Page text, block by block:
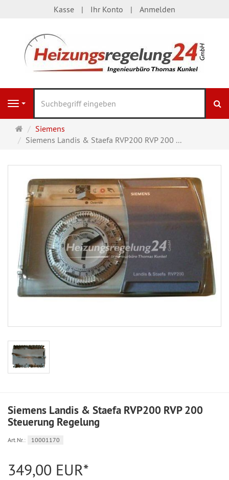
Kasse Ihr Konto Anmelden
Navigation
Startseite
Siemens
Siemens Landis & Staefa RVP200 RVP 200 ...
Siemens Landis & Staefa RVP200 RVP 200
Steuerung Regelung
Art.Nr.: 10001170
349,00 EUR*